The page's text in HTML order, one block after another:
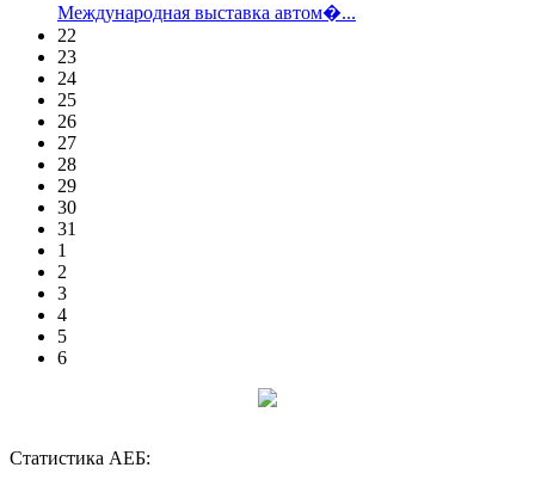
Международная выставка автом�...
22
23
24
25
26
27
28
29
30
31
1
2
3
4
5
6
Статистика АЕБ: